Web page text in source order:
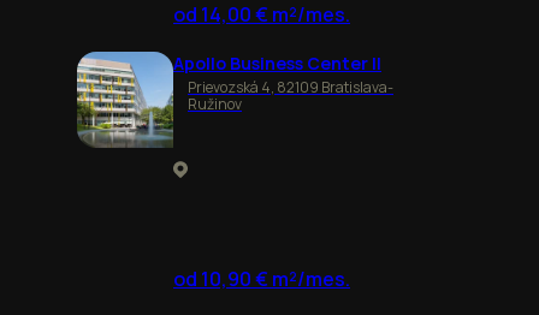
od 14,00 € m²/mes.
Apollo Business Center II
Prievozská 4, 82109 Bratislava-
Ružinov
od 10,90 € m²/mes.